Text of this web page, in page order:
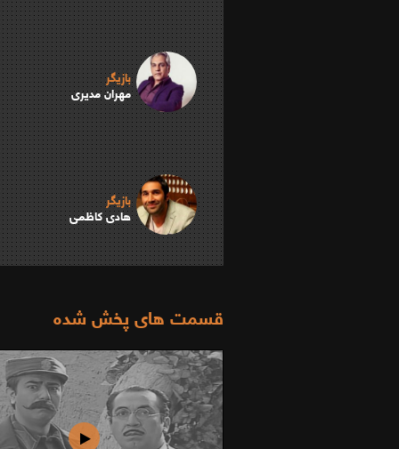
بازیگر
مهران مدیری
بازیگر
هادی کاظمی
قسمت های پخش شده